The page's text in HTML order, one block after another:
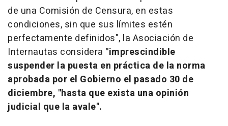
de una Comisión de Censura, en estas
condiciones, sin que sus límites estén
perfectamente definidos", la Asociación de
Internautas considera "imprescindible
suspender la puesta en práctica de la norma
aprobada por el Gobierno el pasado 30 de
diciembre, "hasta que exista una opinión
judicial que la avale".